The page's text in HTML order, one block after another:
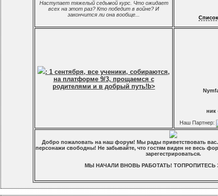
Наступает тяжелый седьмой курс. Что ожидает
всех на этот раз? Кто победит в войне? И
закончится ли она вообще...
: 1 сентября, все ученики, собираются,
на платформе 9/3, прощаемся с
родителями и в добрый путь!b>
ник
Наш Партнер:
Добро пожаловать на наш форум! Мы рады приветствовать вас.
персонажи свободны! Не забывайте, что гостям виден не весь
зарегестрироваться.
МЫ НАЧАЛИ ВНОВЬ РАБОТАТЬ! ТОПРОПИТЕСЬ